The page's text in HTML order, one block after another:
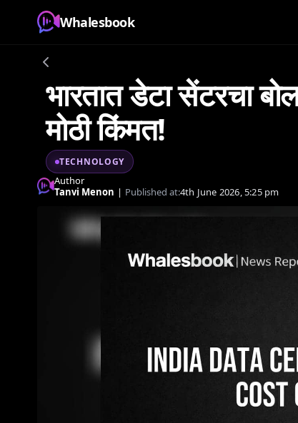
Whalesbook
भारतात डेटा सेंटरचा
मोठी किंमत!
TECHNOLOGY
Author
Tanvi Menon | Published at:4th June 2026, 5:25 pm